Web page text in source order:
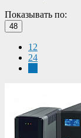
Показывать по:
48
12
24